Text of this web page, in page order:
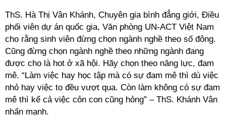
ThS. Hà Thị Vân Khánh, Chuyên gia bình đẳng giới, Điều
phối viên dự án quốc gia, Văn phòng UN-ACT Việt Nam
cho rằng sinh viên đừng chọn ngành nghề theo số đông.
Cũng đừng chọn ngành nghề theo những ngành đang
được cho là hot ở xã hội. Hãy chọn theo năng lực, đam
mê. “Làm việc hay học tập mà có sự đam mê thì dù việc
nhỏ hay việc to đều vượt qua. Còn làm không có sự đam
mê thì kể cả việc cỏn con cũng hỏng” – ThS. Khánh Vân
nhấn mạnh.